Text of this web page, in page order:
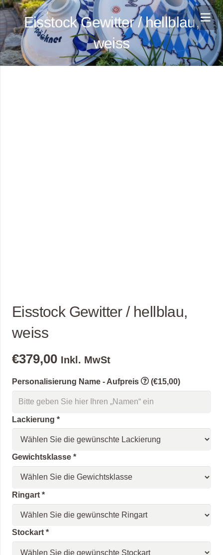
Eisstock Gewitter / hellblau,
weiss
Eisstock Gewitter / hellblau,
weiss
€379,00 Inkl. MwSt
Personalisierung Name - Aufpreis (€15,00)
Lackierung *
Gewichtsklasse *
Ringart *
Stockart *